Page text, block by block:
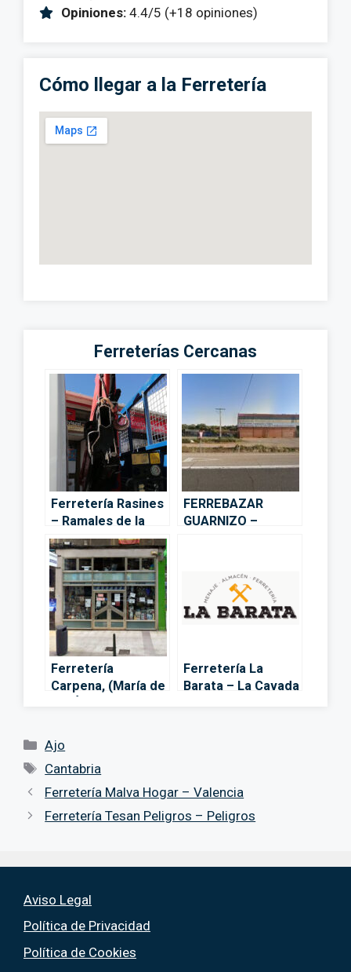
Opiniones: 4.4/5 (+18 opiniones)
Cómo llegar a la Ferretería
Ferreterías Cercanas
Ferretería Rasines
– Ramales de la
Victoria
FERREBAZAR
GUARNIZO –
Ferretería
Carpena, (María de
Torrelavega
Ferretería La
Barata – La Cavada
Categorías
Ajo
Etiquetas
Cantabria
Ferretería Malva Hogar – Valencia
Ferretería Tesan Peligros – Peligros
Aviso Legal
Política de Privacidad
Política de Cookies